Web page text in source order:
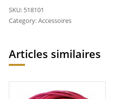
SKU: 518101
Category:Accessoires
Articles similaires